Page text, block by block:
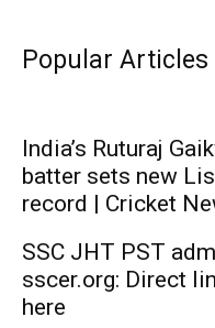
Popular Articles
India’s Ruturaj
batter sets new
record | Cricket
SSC JHT PST
sscer.org: Direct
here